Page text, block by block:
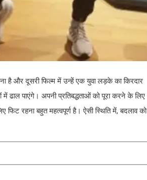
है और दूसरी फिल्म में उन्हें एक युवा लड़के का किरदार
ढाल पाएंगे। अपनी प्रतिबद्धताओं को पूरा करने के लिए
रहना बहुत महत्वपूर्ण है। ऐसी स्थिति में, बदलाव को